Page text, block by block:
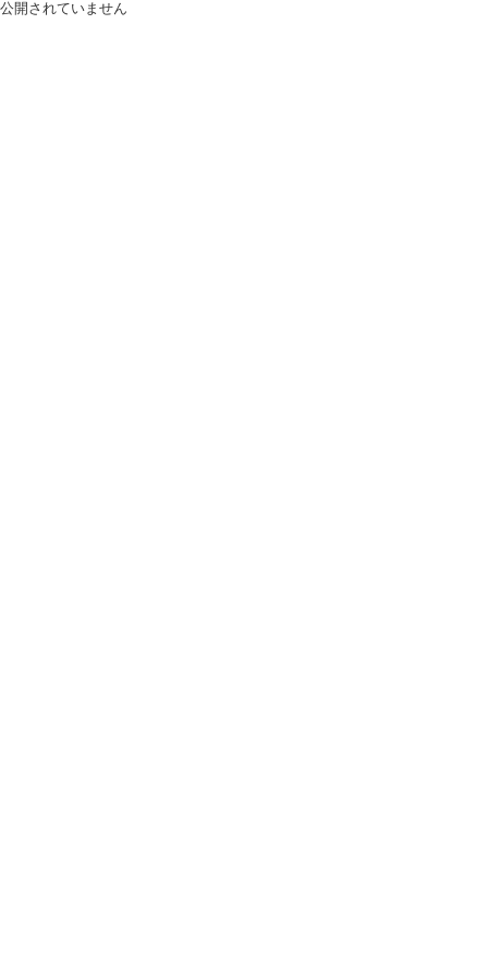
公開されていません